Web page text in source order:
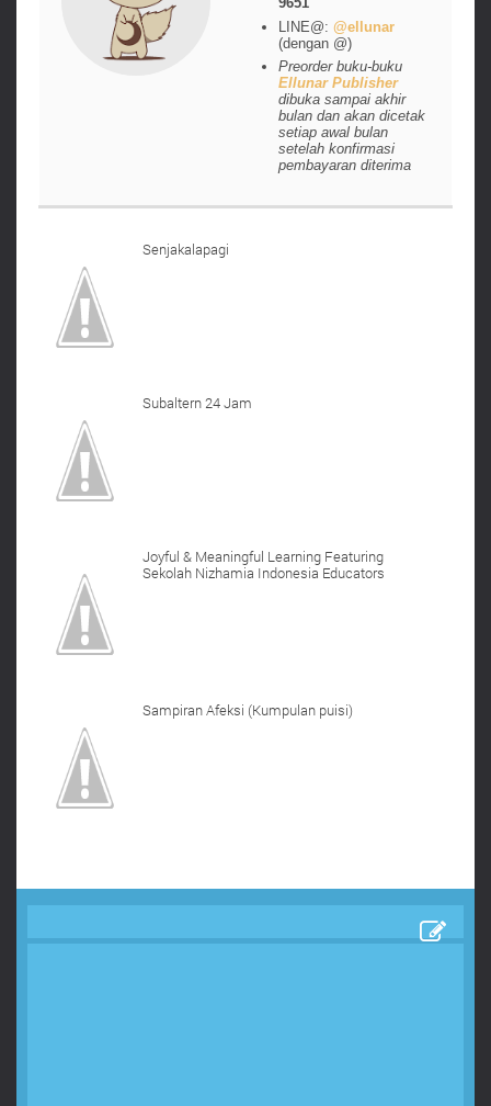
LINE@:@ellunar
(dengan @)
Preorder buku-buku
Ellunar Publisher
dibuka sampai akhir
bulan dan akan dicetak
setiap awal bulan
setelah konfirmasi
pembayaran diterima
Senjakalapagi
Subaltern 24 Jam
Joyful & Meaningful Learning Featuring
Sekolah Nizhamia Indonesia Educators
Sampiran Afeksi (Kumpulan puisi)